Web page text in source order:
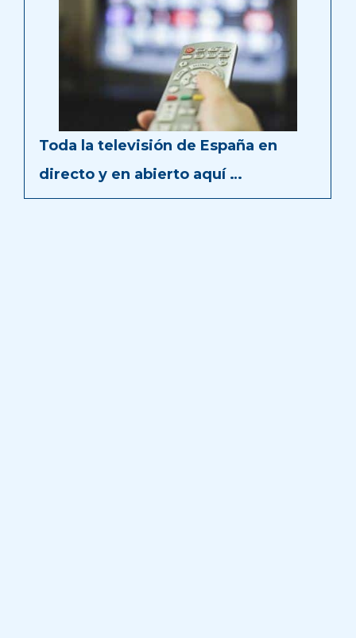
Toda la televisión de España en
directo y en abierto aquí …